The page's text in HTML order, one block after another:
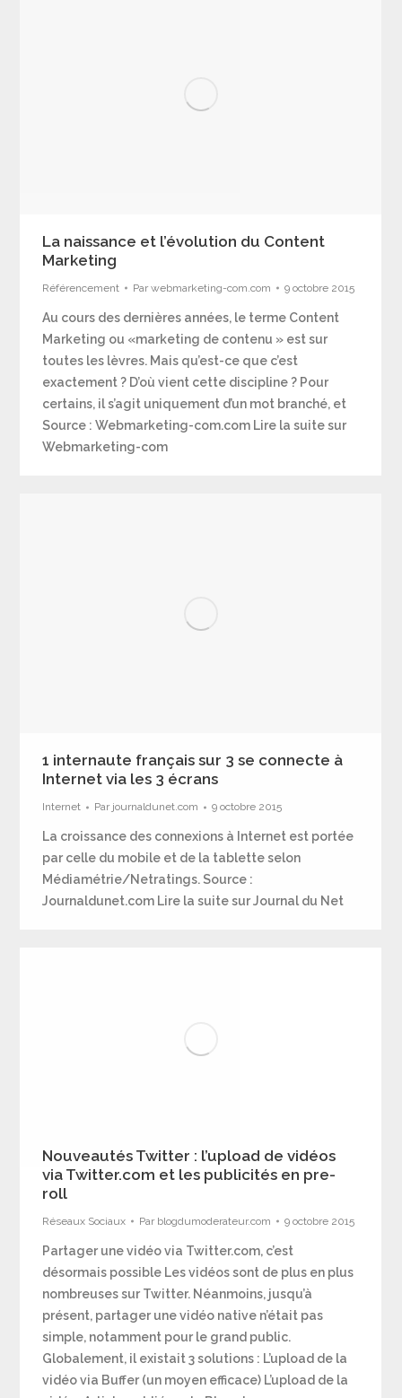
La naissance et l’évolution du Content
Marketing
Référencement Parwebmarketing-com.com 9 octobre 2015
Au cours des dernières années, le terme Content
Marketing ou «marketing de contenu » est sur
toutes les lèvres. Mais qu’est-ce que c’est
exactement ? D’où vient cette discipline ? Pour
certains, il s’agit uniquement d’un mot branché, et
Source : Webmarketing-com.com Lire la suite sur
Webmarketing-com
1 internaute français sur 3 se connecte à
Internet via les 3 écrans
Internet Par journaldunet.com 9 octobre 2015
La croissance des connexions à Internet est portée
par celle du mobile et de la tablette selon
Médiamétrie/Netratings. Source :
Journaldunet.com Lire la suite sur Journal du Net
Nouveautés Twitter : l’upload de vidéos
via Twitter.com et les publicités en pre-
roll
Réseaux Sociaux Par blogdumoderateur.com 9 octobre 2015
Partager une vidéo via Twitter.com, c’est
désormais possible Les vidéos sont de plus en plus
nombreuses sur Twitter. Néanmoins, jusqu’à
présent, partager une vidéo native n’était pas
simple, notamment pour le grand public.
Globalement, il existait 3 solutions : L’upload de la
vidéo via Buffer (un moyen efficace) L’upload de la